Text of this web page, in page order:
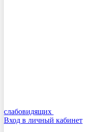
слабовидящих
Вход в личный кабинет